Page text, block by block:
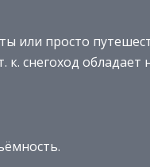
или просто
снегоход